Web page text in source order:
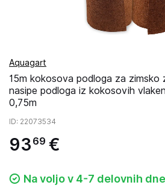
Aquagart
15m kokosova podloga za zimsko
nasipe podloga iz kokosovih
0,75m
ID: 22073534
93 69 €
Na voljo v 4-7 delovnih